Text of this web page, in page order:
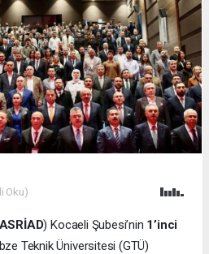
Oku)
) Kocaeli Şubesi’nin 1’inci
Teknik Üniversitesi (GTÜ)